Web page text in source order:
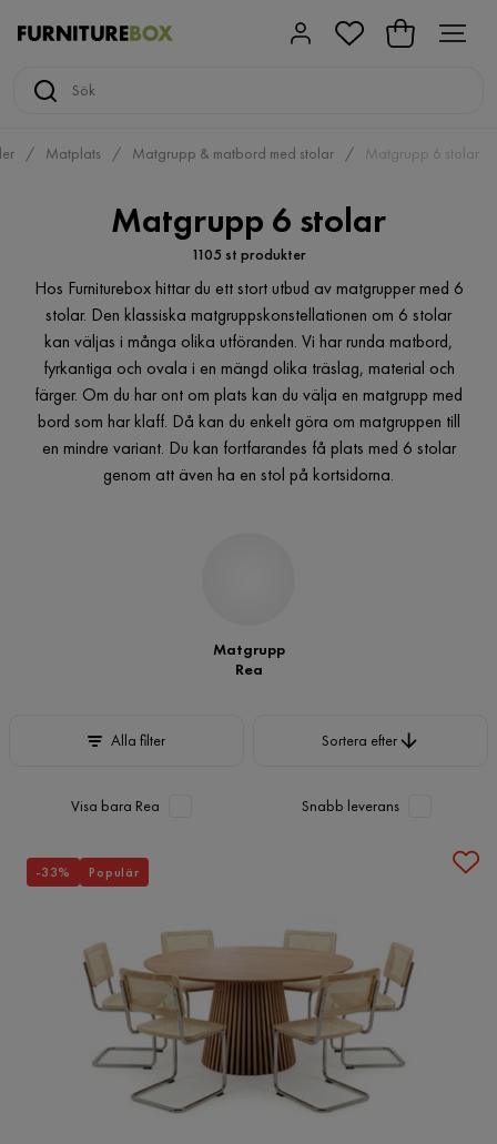
Matplats Matgrupp & matbord med stolar Matgrupp 6 stolar
Matgrupp 6 stolar
1105 st produkter
Hos Furniturebox hittar du ett stort utbud av matgrupper med 6
stolar. Den klassiska matgruppskonstellationen om 6 stolar
kan väljas i många olika utföranden. Vi har runda matbord,
fyrkantiga och ovala i en mängd olika träslag, material och
färger. Om du har ont om plats kan du välja en matgrupp med
bord som har klaff. Då kan du enkelt göra om matgruppen till
en mindre variant. Du kan fortfarandes få plats med 6 stolar
genom att även ha en stol på kortsidorna.
Matgrupp
Rea
Alla filter Sortera efter
Visa bara Rea Snabb leverans
-33% Populär